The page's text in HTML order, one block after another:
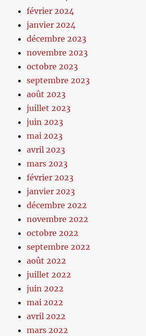
février 2024
janvier 2024
décembre 2023
novembre 2023
octobre 2023
septembre 2023
août 2023
juillet 2023
juin 2023
mai 2023
avril 2023
mars 2023
février 2023
janvier 2023
décembre 2022
novembre 2022
octobre 2022
septembre 2022
août 2022
juillet 2022
juin 2022
mai 2022
avril 2022
mars 2022